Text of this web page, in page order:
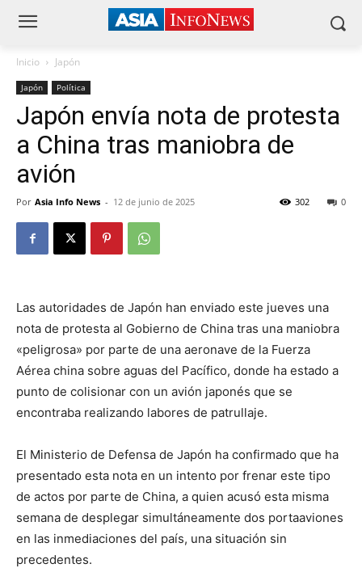
Inicio Japón
Japón Política
Japón envía nota de protesta
a China tras maniobra de
avión
Por Asia Info News - 12 de junio de 2025 0
302
Las autoridades de Japón han enviado este jueves una
nota de protesta al Gobierno de China tras una maniobra
«peligrosa» por parte de una aeronave de la Fuerza
Aérea china sobre aguas del Pacífico, donde ha estado a
punto de colisionar con un avión japonés que se
encontraba realizando labores de patrullaje.
El Ministerio de Defensa de Japón ha confirmado que ha
presentado esta nota en un intento por frenar este tipo
de actos por parte de China, a quien acusó esta misma
semana de desplegar simultáneamente dos portaaviones
en las inmediaciones del país, una situación sin
precedentes.